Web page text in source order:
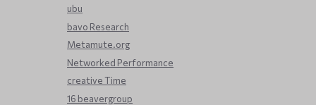
ubu
bavo Research
Metamute.org
Networked Performance
creative Time
16 beavergroup